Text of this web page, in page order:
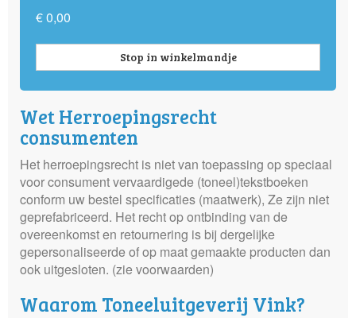
€ 0,00
Stop in winkelmandje
Wet Herroepingsrecht
consumenten
Het herroepingsrecht is niet van toepassing op speciaal
voor consument vervaardigede (toneel)tekstboeken
conform uw bestel specificaties (maatwerk), Ze zijn niet
geprefabriceerd. Het recht op ontbinding van de
overeenkomst en retournering is bij dergelijke
gepersonaliseerde of op maat gemaakte producten dan
ook uitgesloten. (zie voorwaarden)
Waarom Toneeluitgeverij Vink?